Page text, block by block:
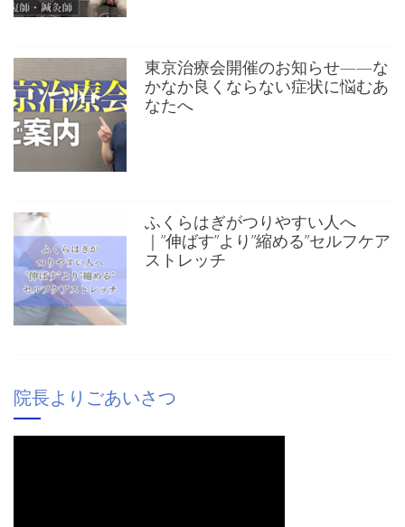
東京治療会開催のお知らせ——な
かなか良くならない症状に悩むあ
なたへ
ふくらはぎがつりやすい人へ
｜”伸ばす”より”縮める”セルフケア
ストレッチ
院長よりごあいさつ